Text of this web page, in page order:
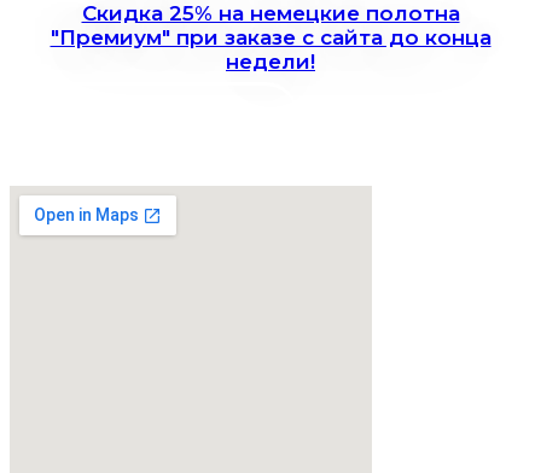
Скидка 25% на немецкие полотна
"Премиум" при заказе с сайта до конца
недели!